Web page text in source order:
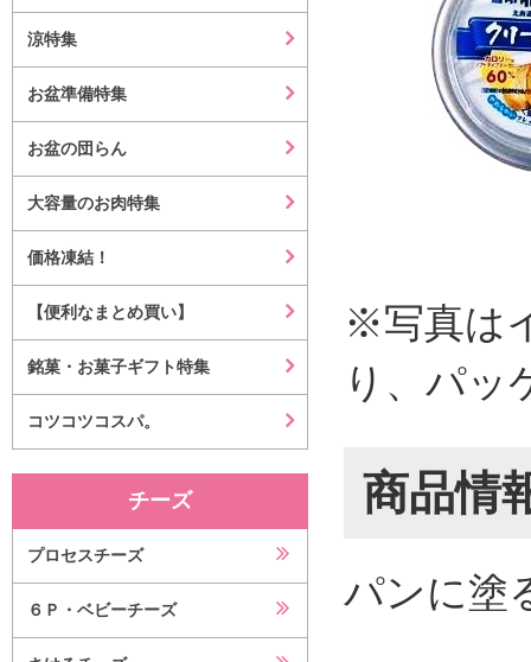
涼特集
お盆準備特集
お盆の団らん
大容量のお肉特集
価格凍結！
【便利なまとめ買い】
銘菓・お菓子ギフト特集
コツコツコスパ。
チーズ
プロセスチーズ
６Ｐ・ベビーチーズ
※写真は
り、パッ
商品情
パンに塗